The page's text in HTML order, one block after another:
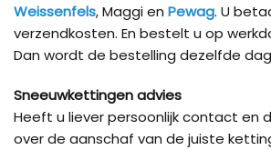
Weissenfels, Maggi en Pewag. U
verzendkosten. En bestelt u op
Dan wordt de bestelling dezelfde
Sneeuwkettingen advies
Heeft u liever persoonlijk contact en
over de aanschaf van de juiste